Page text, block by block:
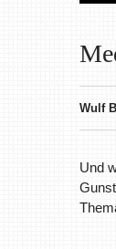
Wulf
Und